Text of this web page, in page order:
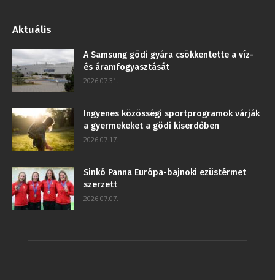
Aktuális
A Samsung gödi gyára csökkentette a víz-
és áramfogyasztását
2026.07.31.
Ingyenes közösségi sportprogramok várják
a gyermekeket a gödi kiserdőben
2026.07.17.
Sinkó Panna Európa-bajnoki ezüstérmet
szerzett
2026.07.07.